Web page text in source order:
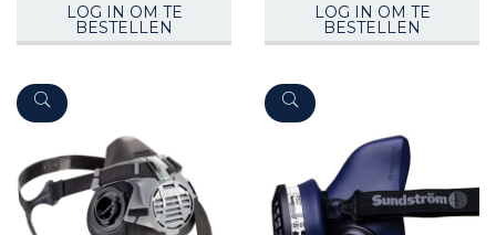
LOG IN OM TE
BESTELLEN
LOG IN OM TE
BESTELLEN